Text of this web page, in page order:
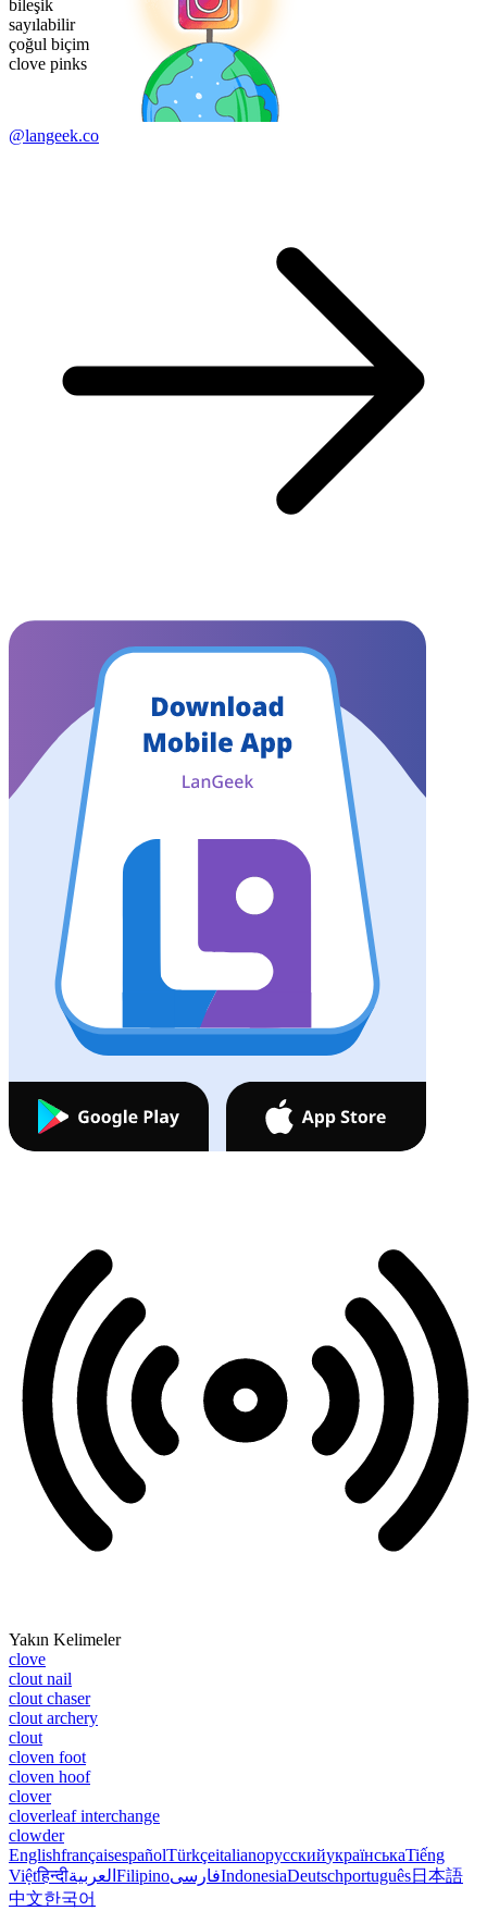
bileşik
sayılabilir
çoğul biçim
clove pinks
@langeek.co
Yakın Kelimeler
clove
clout nail
clout chaser
clout archery
clout
cloven foot
cloven hoof
clover
cloverleaf interchange
clowder
EnglishfrançaisespañolTürkçeitalianoрусскийукраїнськаTiếng
Việtहिन्दीالعربية FilipinoفارسیIndonesiaDeutschportuguês日本語
中文한국어